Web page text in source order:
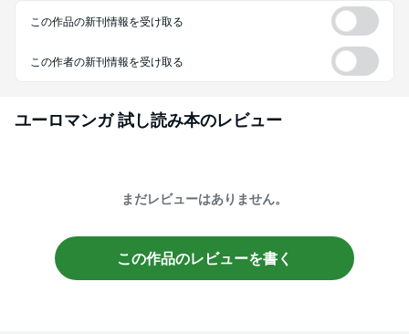
この作品の新刊情報を受け取る
この作者の新刊情報を受け取る
ユーロマンガ 試し読み本のレビュー
まだレビューはありません。
この作品のレビューを書く